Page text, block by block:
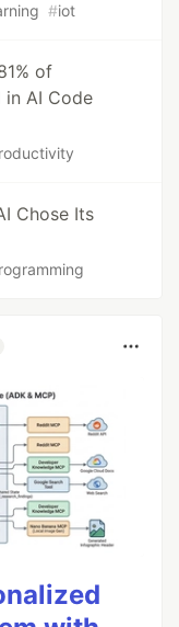
#iot
of
in AI Code
Chose Its